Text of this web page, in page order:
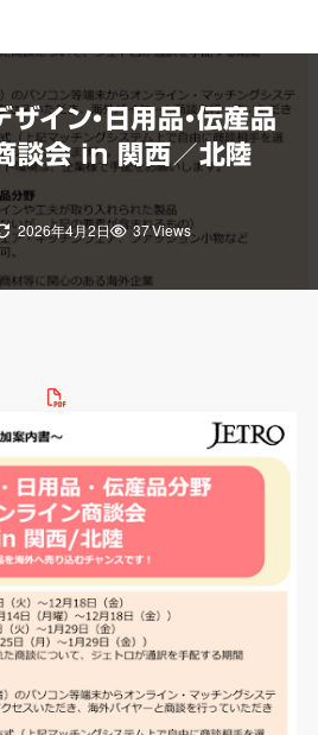
ザイン・日用品・伝産品
談会 in 関西／北陸
2026年4月2日 37 Views